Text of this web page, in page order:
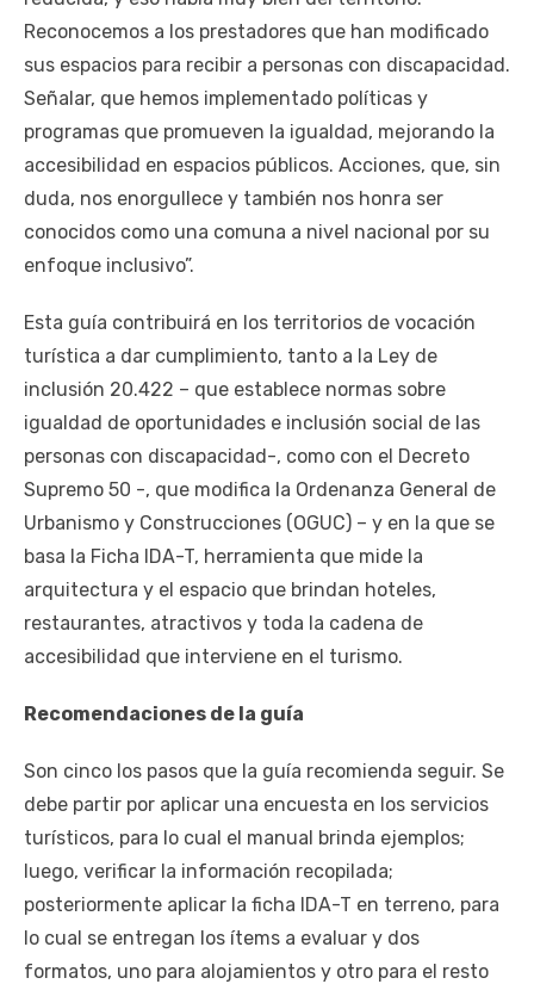
Reconocemos a los prestadores que han modificado
sus espacios para recibir a personas con discapacidad.
Señalar, que hemos implementado políticas y
programas que promueven la igualdad, mejorando la
accesibilidad en espacios públicos. Acciones, que, sin
duda, nos enorgullece y también nos honra ser
conocidos como una comuna a nivel nacional por su
enfoque inclusivo”.
Esta guía contribuirá en los territorios de vocación
turística a dar cumplimiento, tanto a la Ley de
inclusión 20.422 – que establece normas sobre
igualdad de oportunidades e inclusión social de las
personas con discapacidad-, como con el Decreto
Supremo 50 -, que modifica la Ordenanza General de
Urbanismo y Construcciones (OGUC) – y en la que se
basa la Ficha IDA-T, herramienta que mide la
arquitectura y el espacio que brindan hoteles,
restaurantes, atractivos y toda la cadena de
accesibilidad que interviene en el turismo.
Recomendaciones de la guía
Son cinco los pasos que la guía recomienda seguir. Se
debe partir por aplicar una encuesta en los servicios
turísticos, para lo cual el manual brinda ejemplos;
luego, verificar la información recopilada;
posteriormente aplicar la ficha IDA-T en terreno, para
lo cual se entregan los ítems a evaluar y dos
formatos, uno para alojamientos y otro para el resto